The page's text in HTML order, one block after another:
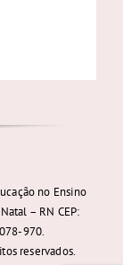
no Ensino
– RN CEP:
970.
reservados.